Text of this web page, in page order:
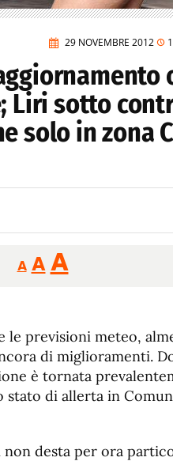
29 NOVEMBRE 2012
Liri sotto
solo in zona
A
Reducir
tamaño
A Restablecer
tamaño
fuente
A
de
fuente.
le previsioni meteo,
di miglioramenti.
è tornata
di allerta in
desta per ora